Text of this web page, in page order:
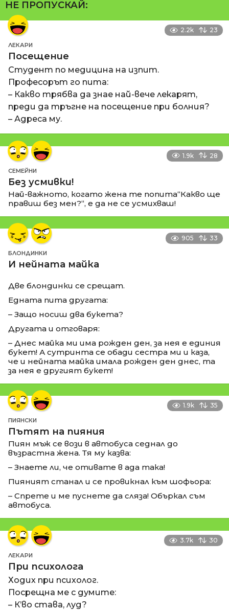
НЕ ПРОПУСКАЙ:
2.2k 23
ЛЕКАРИ
Посещение
Студент по медицина на изпит.
Професорът го пита:
– Какво трябва да знае най-вече лекарят,
преди да тръгне на посещение при болния?
– Адреса му.
1.9k 28
СЕМЕЙНИ
Без усмивки!
Най-важното, когато жена те попита“Какво ще
правиш без мен?“, е да не се усмихваш!
905 33
БЛОНДИНКИ
И нейната майка
Две блондинки се срещат.
Едната пита другата:
– Защо носиш два букета?
Другата и отговаря:
– Днес майка ми има рожден ден, за нея е единия
букет! А сутринта се обади сестра ми и каза,
че и нейната майка имала рожден ден днес, та
за нея е другият букет!
1.9k 35
ПИЯНСКИ
Пътят на пияния
Пиян мъж се вози в автобуса седнал до
възрастна жена. Тя му казва:
– Знаете ли, че отивате в ада така!
Пияният станал и се провикнал към шофьора:
– Спрете и ме пуснете да сляза! Объркал съм
автобуса.
3.7k 30
ЛЕКАРИ
При психолога
Ходих при психолог.
Посрещна ме с думите:
– К’во става, луд?